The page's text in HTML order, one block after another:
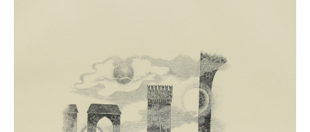
Schwäbische Künstler
Weitere
Expressiver Realismus